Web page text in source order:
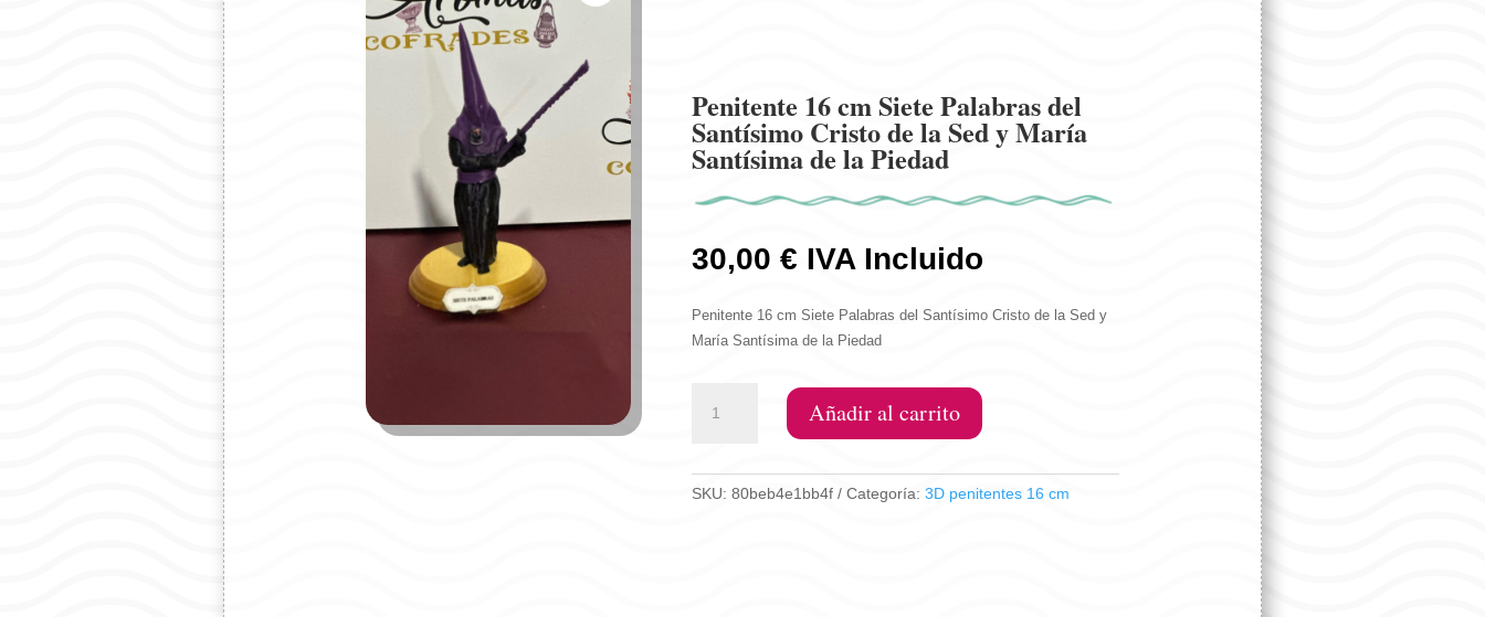
Penitente 16 cm Siete Palabras del
Santísimo Cristo de la Sed y María
Santísima de la Piedad
30,00 € IVA Incluido
Penitente 16 cm Siete Palabras del Santísimo Cristo de la Sed y
María Santísima de la Piedad
Siete
Palabras
Añadir al carrito
SKU: 80beb4e1bb4f Categoría: 3D penitentes 16 cm